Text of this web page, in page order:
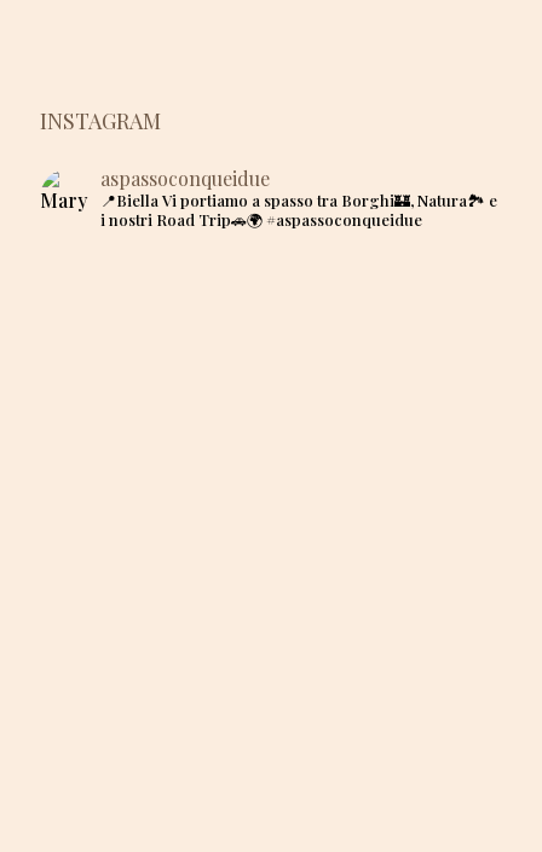
INSTAGRAM
aspassoconqueidue
📍Biella Vi portiamo a spasso tra Borghi🏰, Natura🏞 e
i nostri Road Trip🚗🌍#aspassoconqueidue